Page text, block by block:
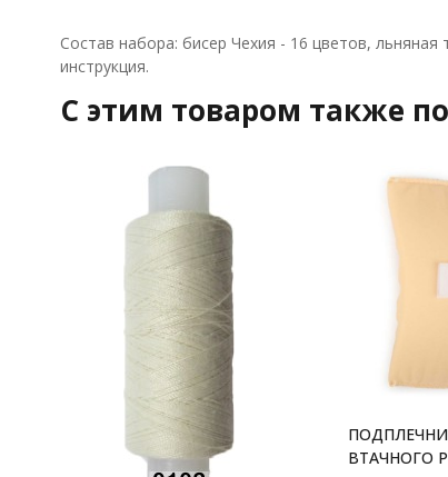
Состав набора: бисер Чехия - 16 цветов,
инструкция.
C этим товаром также
ВТАЧНОГО